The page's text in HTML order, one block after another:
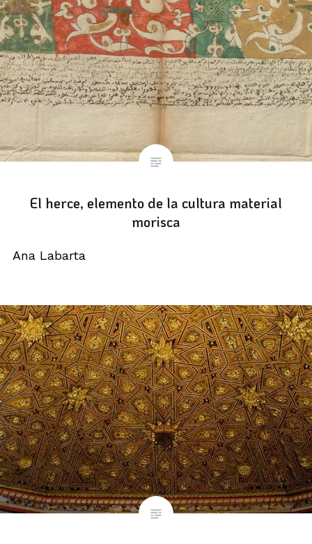
El herce, elemento de la cultura material
morisca
Ana Labarta